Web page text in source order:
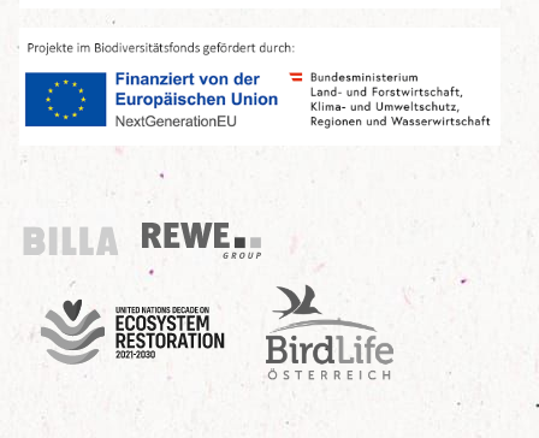
Billa
REWE Group
UN Decade
Birdlife